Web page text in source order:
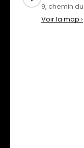
9, chemin
Voir la map ›